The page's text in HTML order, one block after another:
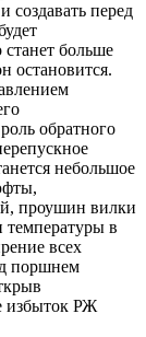
создавать перед
больше
остановится.
обратного
небольшое
проушин вилки
в
всех
поршнем
избыток РЖ